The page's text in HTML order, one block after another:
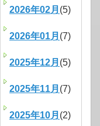
2026年02月 (5)
2026年01月 (7)
2025年12月 (5)
2025年11月 (7)
2025年10月 (2)